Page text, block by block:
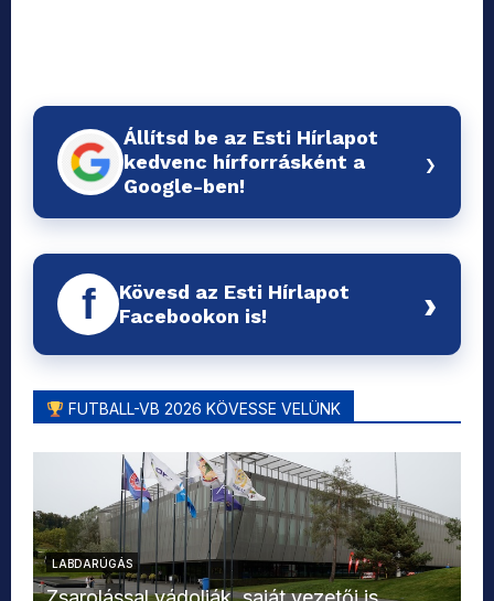
Állítsd be az Esti Hírlapot
kedvenc hírforrásként a
Google-ben!
›
f
Kövesd az Esti Hírlapot
Facebookon is!
›
FUTBALL-VB 2026 KÖVESSE VELÜNK
LABDARÚGÁS